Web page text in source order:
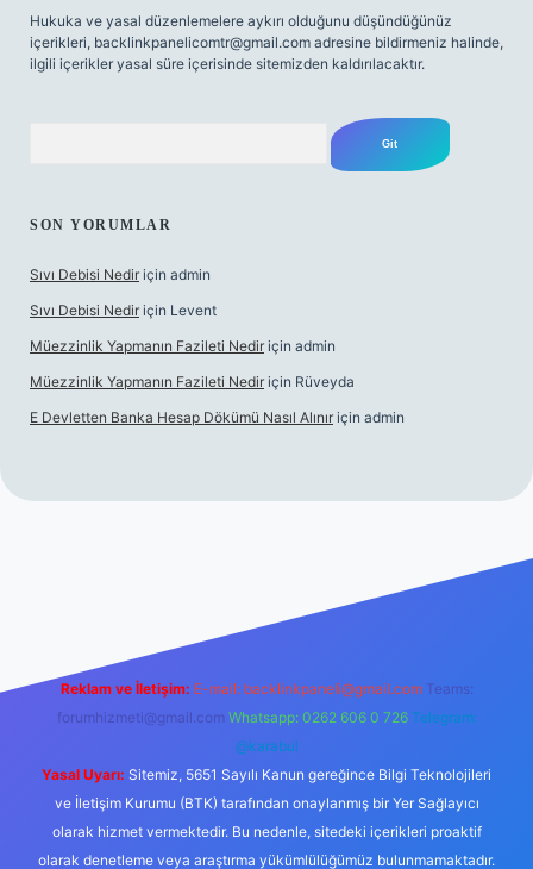
Hukuka ve yasal düzenlemelere aykırı olduğunu düşündüğünüz
içerikleri, backlinkpanelicomtr@gmail.com adresine bildirmeniz halinde,
ilgili içerikler yasal süre içerisinde sitemizden kaldırılacaktır.
SON YORUMLAR
Sıvı Debisi Nedir için admin
Sıvı Debisi Nedir için Levent
Müezzinlik Yapmanın Fazileti Nedir için admin
Müezzinlik Yapmanın Fazileti Nedir için Rüveyda
E Devletten Banka Hesap Dökümü Nasıl Alınır için admin
Reklam ve İletişim: E-mail: backlinkpaneli@gmail.com Teams:
forumhizmeti@gmail.com Whatsapp: 0262 606 0 726 Telegram:
@karabul
Yasal Uyarı: Sitemiz, 5651 Sayılı Kanun gereğince Bilgi Teknolojileri
ve İletişim Kurumu (BTK) tarafından onaylanmış bir Yer Sağlayıcı
olarak hizmet vermektedir. Bu nedenle, sitedeki içerikleri proaktif
olarak denetleme veya araştırma yükümlülüğümüz bulunmamaktadır.